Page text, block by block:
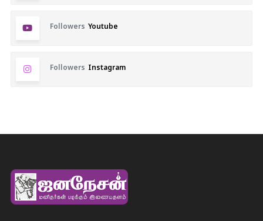
Followers Youtube
Followers Instagram